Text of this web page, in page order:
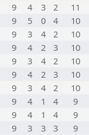
9 4 3 2
11
9 5 0 4
10
9 3 4 2
10
9 4 2 3
10
9 3 4 2
10
9 4 2 3
10
9 3 4 2
10
9 4 1 4
9
9 4 1 4
9
9 3 3 3
9